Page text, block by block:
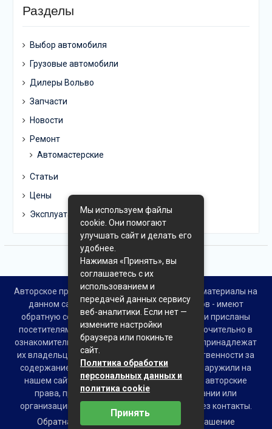
Разделы
Выбор автомобиля
Грузовые автомобили
Дилеры Вольво
Запчасти
Новости
Ремонт
Автомастерские
Статьи
Цены
Эксплуатация
Авторское право © Все права защищены. Все материалы на
данном сайте взяты из открытых источников - имеют
обратную ссылку на материал в интернете или присланы
посетителями сайта и предоставляются исключительно в
ознакомительных целях. Права на материалы принадлежат
их владельцам. Администрация сайта ответственности за
содержание материала не несет. Если Вы обнаружили на
нашем сайте материалы, которые нарушают авторские
права, принадлежащие Вам, Вашей компании или
организации, пожалуйста, сообщите нам через контакты.
Обратная связь
Пользовательское соглашение
Мы используем файлы
cookie. Они помогают
улучшать сайт и делать его
удобнее.
Нажимая «Принять», вы
соглашаетесь с их
использованием и
передачей данных сервису
веб-аналитики. Если нет —
измените настройки
браузера или покиньте
сайт.
Политика обработки
персональных данных и
политика cookie
Принять